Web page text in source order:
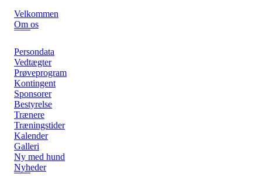
Velkommen
Om os
Persondata
Vedtægter
Prøveprogram
Kontingent
Sponsorer
Bestyrelse
Trænere
Træningstider
Kalender
Galleri
Ny med hund
Nyheder